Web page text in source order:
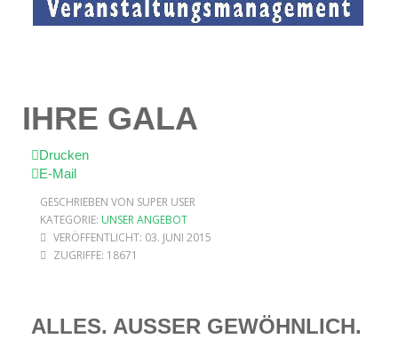
IHRE GALA
Drucken
E-Mail
GESCHRIEBEN VON SUPER USER
KATEGORIE: UNSER ANGEBOT
VERÖFFENTLICHT: 03. JUNI 2015
ZUGRIFFE: 18671
ALLES. AUSSER GEWÖHNLICH.